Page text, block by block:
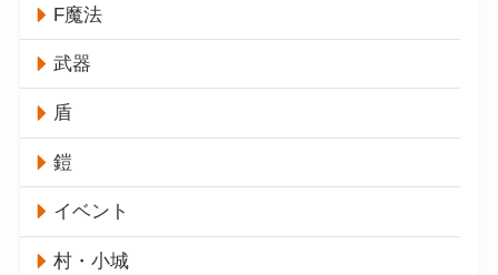
F魔法
武器
盾
鎧
イベント
村・小城